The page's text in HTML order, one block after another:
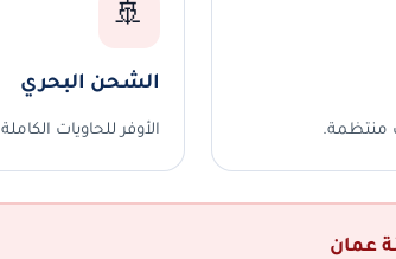
منتظمة.
🚢
الشحن البحري
الأوفر للحاويات
عمان